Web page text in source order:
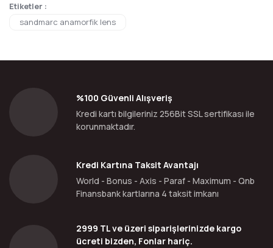
Etiketler :
sandmarc anamorfik lens
%100 Güvenli Alışveriş
Kredi kartı bilgileriniz 256Bit SSL sertifikası ile
korunmaktadır.
Kredi Kartına Taksit Avantajı
World - Bonus - Axis - Paraf - Maximum - Qnb
Finansbank kartlarına 4 taksit imkanı
2999 TL ve üzeri siparişlerinizde kargo
ücreti bizden, Fonlar hariç.